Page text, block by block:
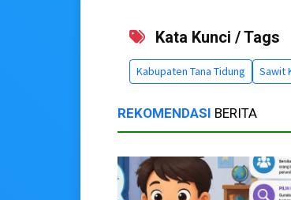
Kata Kunci / Tags
Kabupaten Tana Tidung Sawit
REKOMENDASI BERITA